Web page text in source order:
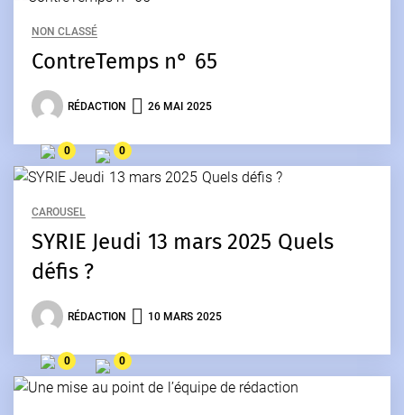
NON CLASSÉ
ContreTemps n° 65
RÉDACTION 26 MAI 2025
0 0
CAROUSEL
SYRIE Jeudi 13 mars 2025 Quels
défis ?
RÉDACTION 10 MARS 2025
0 0